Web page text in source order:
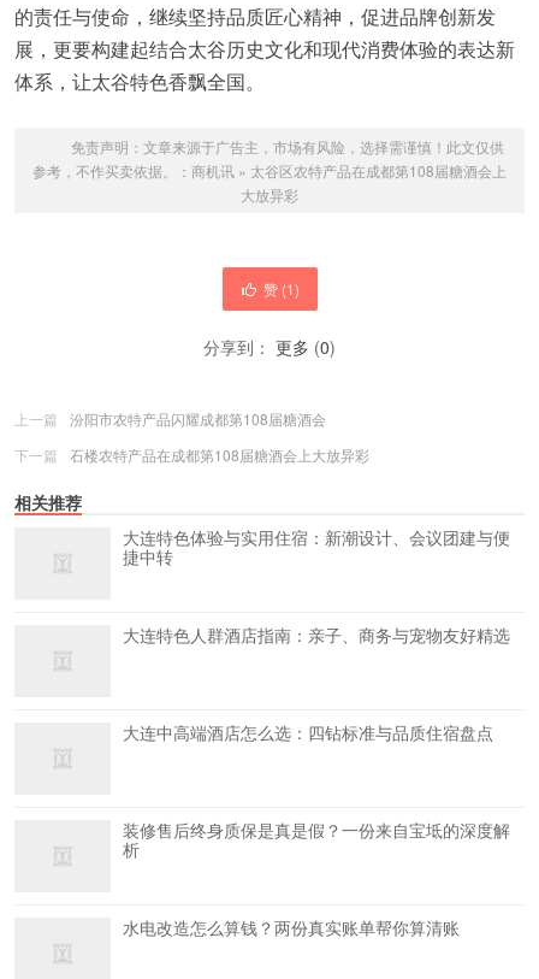
的责任与使命，继续坚持品质匠心精神，促进品牌创新发
展，更要构建起结合太谷历史文化和现代消费体验的表达新
体系，让太谷特色香飘全国。
免责声明：文章来源于广告主，市场有风险，选择需谨慎！此文仅供
参考，不作买卖依据。： 商机讯 » 太谷区农特产品在成都第108届糖酒会上
大放异彩
赞 (1)
分享到： 更多 (0)
上一篇
汾阳市农特产品闪耀成都第108届糖酒会
下一篇
石楼农特产品在成都第108届糖酒会上大放异彩
相关推荐
大连特色体验与实用住宿：新潮设计、会议团建与便
捷中转
大连特色人群酒店指南：亲子、商务与宠物友好精选
大连中高端酒店怎么选：四钻标准与品质住宿盘点
装修售后终身质保是真是假？一份来自宝坻的深度解
析
水电改造怎么算钱？两份真实账单帮你算清账